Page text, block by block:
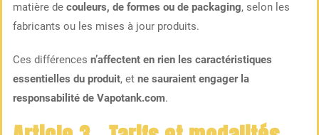
matière de couleurs, de formes ou de packaging, selon les
fabricants ou les mises à jour produits.
Ces différences n’affectent en rien les caractéristiques
essentielles du produit, et ne sauraient engager la
responsabilité de Vapotank.com.